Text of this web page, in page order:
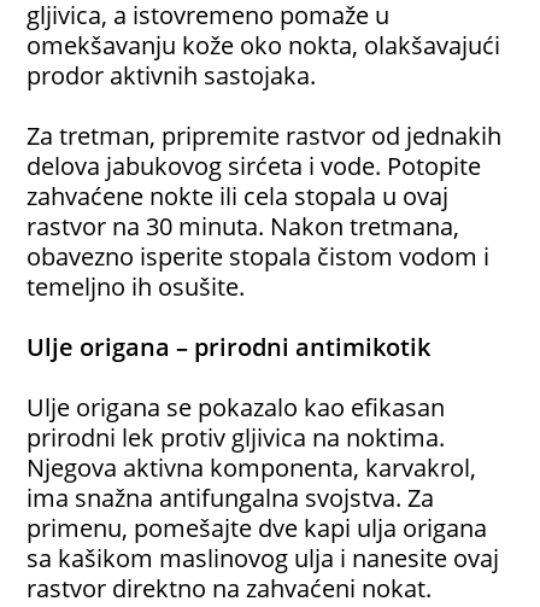
gljivica, a istovremeno pomaže u
omekšavanju kože oko nokta, olakšavajući
prodor aktivnih sastojaka.
Za tretman, pripremite rastvor od jednakih
delova jabukovog sirćeta i vode. Potopite
zahvaćene nokte ili cela stopala u ovaj
rastvor na 30 minuta. Nakon tretmana,
obavezno isperite stopala čistom vodom i
temeljno ih osušite.
Ulje origana – prirodni antimikotik
Ulje origana se pokazalo kao efikasan
prirodni lek protiv gljivica na noktima.
Njegova aktivna komponenta, karvakrol,
ima snažna antifungalna svojstva. Za
primenu, pomešajte dve kapi ulja origana
sa kašikom maslinovog ulja i nanesite ovaj
rastvor direktno na zahvaćeni nokat.